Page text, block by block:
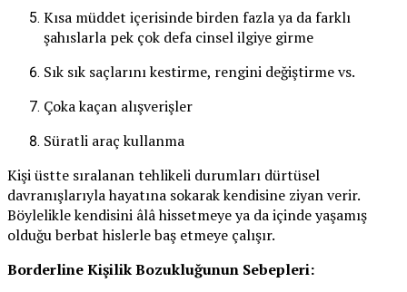
Kısa müddet içerisinde birden fazla ya da farklı
şahıslarla pek çok defa cinsel ilgiye girme
Sık sık saçlarını kestirme, rengini değiştirme vs.
Çoka kaçan alışverişler
Süratli araç kullanma
Kişi üstte sıralanan tehlikeli durumları dürtüsel
davranışlarıyla hayatına sokarak kendisine ziyan verir.
Böylelikle kendisini âlâ hissetmeye ya da içinde yaşamış
olduğu berbat hislerle baş etmeye çalışır.
Borderline Kişilik Bozukluğunun Sebepleri: